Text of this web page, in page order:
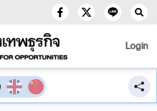
Login